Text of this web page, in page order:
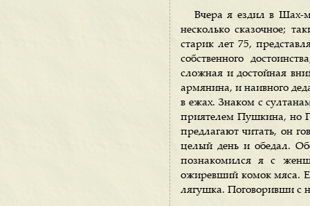
Вчера я ездил в Шах-
несколько сказочное;
старик лет 75,
собственного
сложная и достойная
армянина, и наивного
в ежах. Знаком с
приятелем Пушкина, но
предлагают читать, он
целый день и обедал.
познакомился я с
ожиревший комок мяса.
лягушка. Поговоривши с